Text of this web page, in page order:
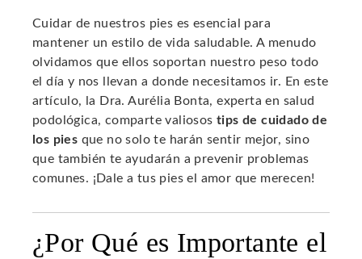
Cuidar de nuestros pies es esencial para
mantener un estilo de vida saludable. A menudo
olvidamos que ellos soportan nuestro peso todo
el día y nos llevan a donde necesitamos ir. En este
artículo, la Dra. Aurélia Bonta, experta en salud
podológica, comparte valiosos tips de cuidado de
los pies que no solo te harán sentir mejor, sino
que también te ayudarán a prevenir problemas
comunes. ¡Dale a tus pies el amor que merecen!
¿Por Qué es Importante el